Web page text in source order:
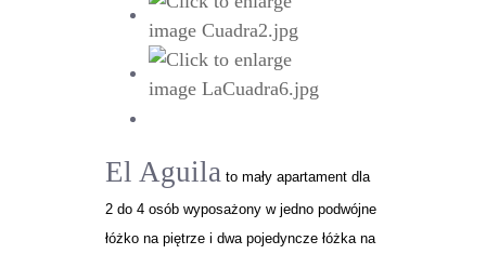
El Aguila to mały apartament dla
2 do 4 osób wyposażony w jedno podwójne
łóżko na piętrze i dwa pojedyncze łóżka na